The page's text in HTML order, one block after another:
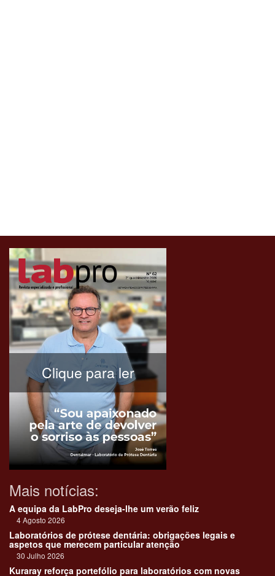
Clique para ler
Mais notícias:
A equipa da LabPro deseja-lhe um verão feliz
4 Agosto 2026
Laboratórios de prótese dentária: obrigações legais e
aspetos que merecem particular atenção
30 Julho 2026
Kuraray reforça portefólio para laboratórios com novas